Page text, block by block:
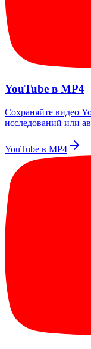
YouTube в MP4
Сохраняйте видео
исследований или
YouTube в MP4